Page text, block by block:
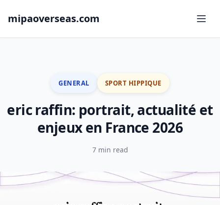
mipaoverseas.com
GENERAL SPORT HIPPIQUE
eric raffin: portrait, actualité et
enjeux en France 2026
7 min read